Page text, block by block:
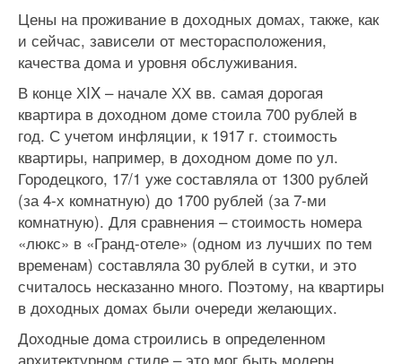
Цены на проживание в доходных домах, также, как
и сейчас, зависели от месторасположения,
качества дома и уровня обслуживания.
В конце ХIX – начале ХХ вв. самая дорогая
квартира в доходном доме стоила 700 рублей в
год. С учетом инфляции, к 1917 г. стоимость
квартиры, например, в доходном доме по ул.
Городецкого, 17/1 уже составляла от 1300 рублей
(за 4-х комнатную) до 1700 рублей (за 7-ми
комнатную). Для сравнения – стоимость номера
«люкс» в «Гранд-отеле» (одном из лучших по тем
временам) составляла 30 рублей в сутки, и это
считалось несказанно много. Поэтому, на квартиры
в доходных домах были очереди желающих.
Доходные дома строились в определенном
архитектурном стиле – это мог быть модерн,